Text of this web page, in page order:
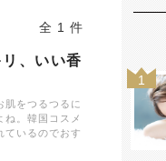
全 1 件
、いい香
肌をつるつるに
ね。韓国コスメ
ているのでおす